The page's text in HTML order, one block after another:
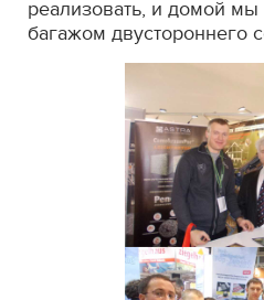
реализовать, и домой
багажом двустороннего